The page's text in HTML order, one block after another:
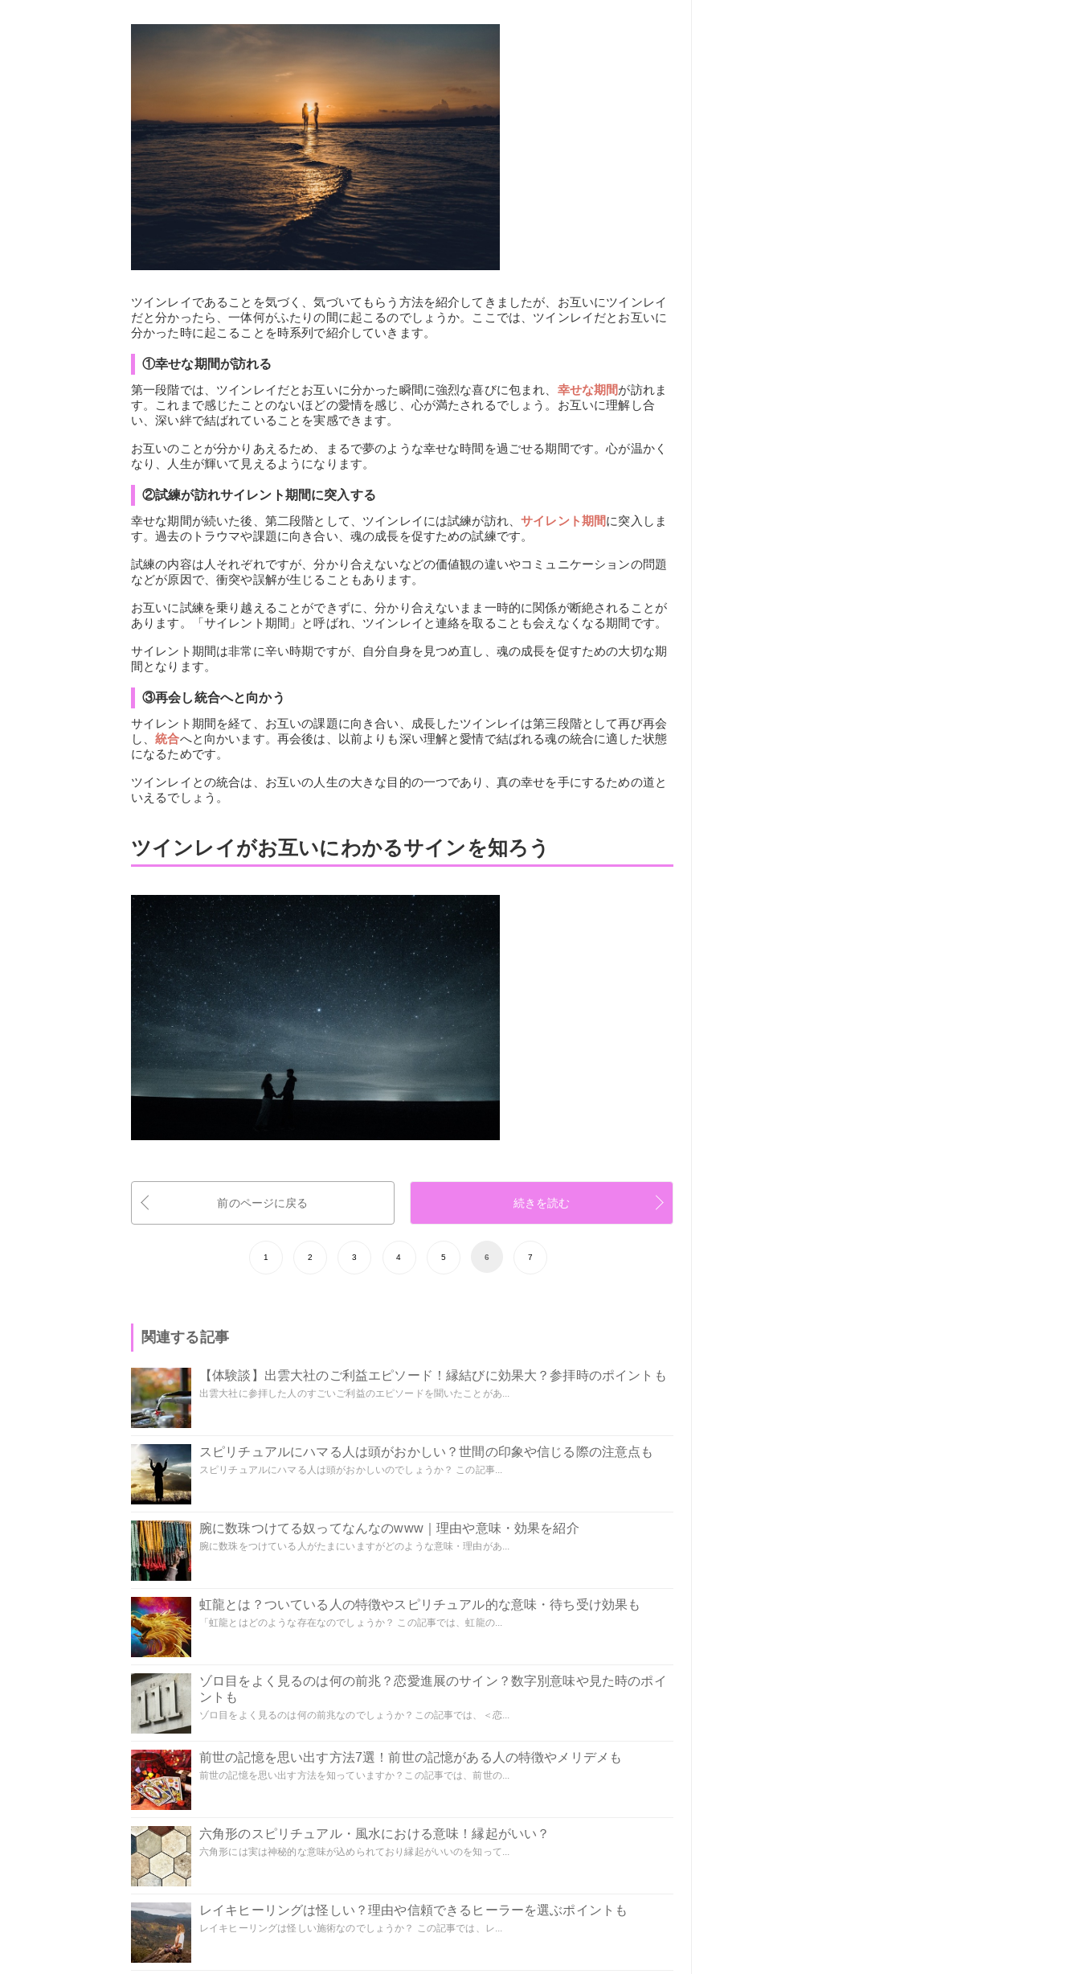
ツインレイであることを気づく、気づいてもらう方法を紹介してきましたが、お互いにツインレイ
だと分かったら、一体何がふたりの間に起こるのでしょうか。ここでは、ツインレイだとお互いに
分かった時に起こることを時系列で紹介していきます。
①幸せな期間が訪れる
第一段階では、ツインレイだとお互いに分かった瞬間に強烈な喜びに包まれ、 幸せな期間が訪れま
す。これまで感じたことのないほどの愛情を感じ、心が満たされるでしょう。お互いに理解し合
い、深い絆で結ばれていることを実感できます。
お互いのことが分かりあえるため、まるで夢のような幸せな時間を過ごせる期間です。心が温かく
なり、人生が輝いて見えるようになります。
②試練が訪れサイレント期間に突入する
幸せな期間が続いた後、第二段階として、ツインレイには試練が訪れ、サイレント期間に突入しま
す。過去のトラウマや課題に向き合い、魂の成長を促すための試練です。
試練の内容は人それぞれですが、分かり合えないなどの価値観の違いやコミュニケーションの問題
などが原因で、衝突や誤解が生じることもあります。
お互いに試練を乗り越えることができずに、分かり合えないまま一時的に関係が断絶されることが
あります。「サイレント期間」と呼ばれ、ツインレイと連絡を取ることも会えなくなる期間です。
サイレント期間は非常に辛い時期ですが、自分自身を見つめ直し、魂の成長を促すための大切な期
間となります。
③再会し統合へと向かう
サイレント期間を経て、お互いの課題に向き合い、成長したツインレイは第三段階として再び再会
し、統合へと向かいます。再会後は、以前よりも深い理解と愛情で結ばれる魂の統合に適した状態
になるためです。
ツインレイとの統合は、お互いの人生の大きな目的の一つであり、真の幸せを手にするための道と
いえるでしょう。
ツインレイがお互いにわかるサインを知ろう
前のページに戻る 続きを読む
1 2 3 4 5 6 7
関連する記事
【体験談】出雲大社のご利益エピソード！縁結びに効果大？参拝時のポイントも
出雲大社に参拝した人のすごいご利益のエピソードを聞いたことがあ...
スピリチュアルにハマる人は頭がおかしい？世間の印象や信じる際の注意点も
スピリチュアルにハマる人は頭がおかしいのでしょうか？ この記事...
腕に数珠つけてる奴ってなんなのwww｜理由や意味・効果を紹介
腕に数珠をつけている人がたまにいますがどのような意味・理由があ...
虹龍とは？ついている人の特徴やスピリチュアル的な意味・待ち受け効果も
「虹龍とはどのような存在なのでしょうか？ この記事では、虹龍の...
ゾロ目をよく見るのは何の前兆？恋愛進展のサイン？数字別意味や見た時のポイ
ントも
ゾロ目をよく見るのは何の前兆なのでしょうか？この記事では、＜恋...
前世の記憶を思い出す方法7選！前世の記憶がある人の特徴やメリデメも
前世の記憶を思い出す方法を知っていますか？この記事では、前世の...
六角形のスピリチュアル・風水における意味！縁起がいい？
六角形には実は神秘的な意味が込められており縁起がいいのを知って...
レイキヒーリングは怪しい？理由や信頼できるヒーラーを選ぶポイントも
レイキヒーリングは怪しい施術なのでしょうか？ この記事では、レ...